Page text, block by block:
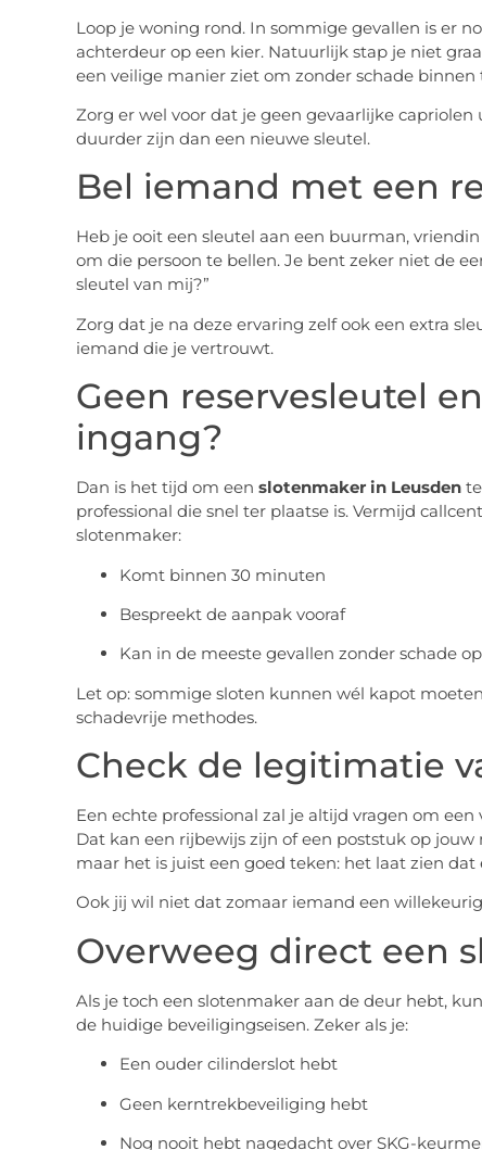
Loop je woning rond. In sommige gevallen is er
achterdeur op een kier. Natuurlijk stap je niet
een veilige manier ziet om zonder schade binnen
Zorg er wel voor dat je geen gevaarlijke
duurder zijn dan een nieuwe sleutel.
Bel iemand met een
Heb je ooit een sleutel aan een buurman,
om die persoon te bellen. Je bent zeker niet de
sleutel van mij?”
Zorg dat je na deze ervaring zelf ook een extra
iemand die je vertrouwt.
Geen reservesleutel
ingang?
Dan is het tijd om een slotenmaker in Leusdente
professional die snel ter plaatse is. Vermijd
slotenmaker:
Komt binnen 30 minuten
Bespreekt de aanpak vooraf
Kan in de meeste gevallen zonder schade
Let op: sommige sloten kunnen wél kapot
schadevrije methodes.
Check de legitimatie
Een echte professional zal je altijd vragen om
Dat kan een rijbewijs zijn of een poststuk op
maar het is juist een goed teken: het laat zien
Ook jij wil niet dat zomaar iemand een
Overweeg direct een
Als je toch een slotenmaker aan de deur hebt,
de huidige beveiligingseisen. Zeker als je:
Een ouder cilinderslot hebt
Geen kerntrekbeveiliging hebt
Nog nooit hebt nagedacht over SKG-